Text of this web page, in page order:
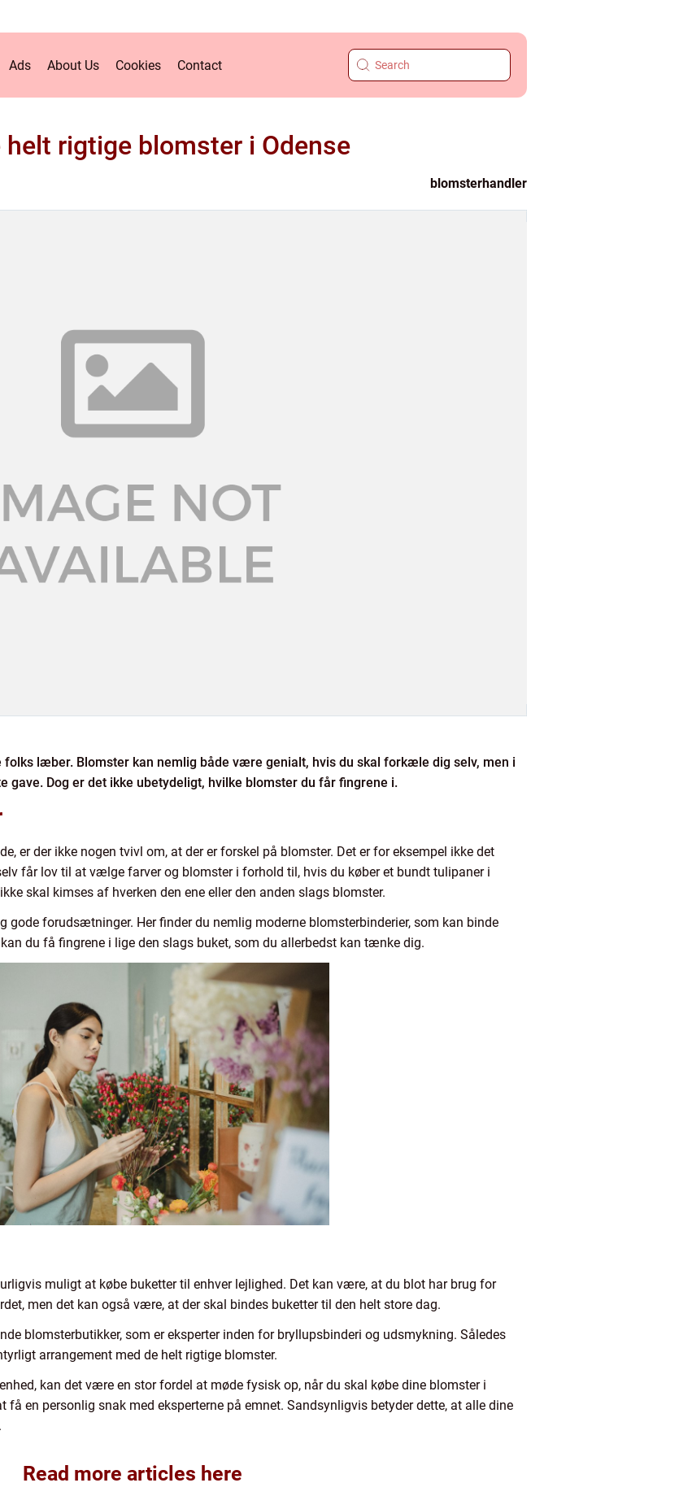
Ads About Us Cookies Contact
helt rigtige blomster i Odense
blomsterhandler
læber. Blomster kan nemlig både være genialt, hvis du skal forkæle dig selv, men i
Dog er det ikke ubetydeligt, hvilke blomster du får fingrene i.
er der ikke nogen tvivl om, at der er forskel på blomster. Det er for eksempel ikke det
får lov til at vælge farver og blomster i forhold til, hvis du køber et bundt tulipaner i
skal kimses af hverken den ene eller den anden slags blomster.
gode forudsætninger. Her finder du nemlig moderne blomsterbinderier, som kan binde
du få fingrene i lige den slags buket, som du allerbedst kan tænke dig.
muligt at købe buketter til enhver lejlighed. Det kan være, at du blot har brug for
men det kan også være, at der skal bindes buketter til den helt store dag.
blomsterbutikker, som er eksperter inden for bryllupsbinderi og udsmykning. Således
arrangement med de helt rigtige blomster.
kan det være en stor fordel at møde fysisk op, når du skal købe dine blomster i
få en personlig snak med eksperterne på emnet. Sandsynligvis betyder dette, at alle dine
Read more articles here